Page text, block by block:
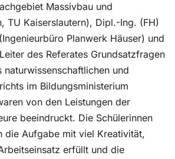
Massivbau und
TU Kaiserslautern), Dipl.-Ing. (FH)
Planwerk Häuser) und
des Referates Grundsatzfragen
naturwissenschaftlichen und
im Bildungsministerium
von den Leistungen der
beeindruckt. Die Schülerinnen
die Aufgabe mit viel Kreativität,
erfüllt und die